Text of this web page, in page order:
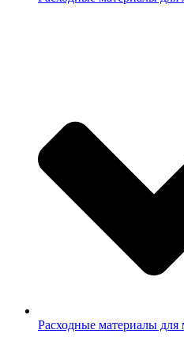
Расходные материалы